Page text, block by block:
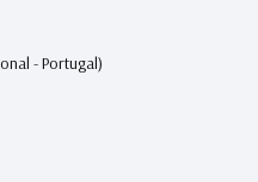
- Portugal)